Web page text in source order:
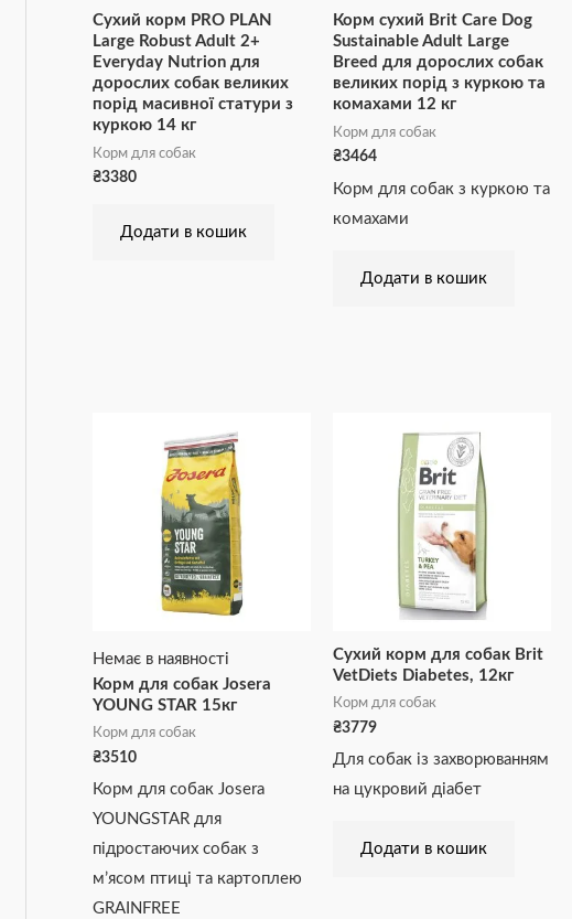
Сухий корм PRO PLAN
Large Robust Adult 2+
Everyday Nutrion для
дорослих собак великих
порід масивної статури з
куркою 14 кг
Корм для собак
₴3380
Додати в кошик
Корм сухий Brit Care Dog
Sustainable Adult Large
Breed для дорослих собак
великих порід з куркою та
комахами 12 кг
Корм для собак
₴3464
Корм для собак з куркою та
комахами
Додати в кошик
Немає в наявності
Корм для собак Josera
YOUNG STAR 15кг
Корм для собак
₴3510
Корм для собак Josera
YOUNGSTAR для
підростаючих собак з
м’ясом птиці та картоплею
GRAINFREE
Сухий корм для собак Brit
VetDiets Diabetes, 12кг
Корм для собак
₴3779
Для собак із захворюванням
на цукровий діабет
Додати в кошик